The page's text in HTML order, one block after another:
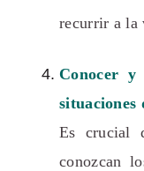
recurrir a la
Conocer y
situaciones
Es crucial
conozcan